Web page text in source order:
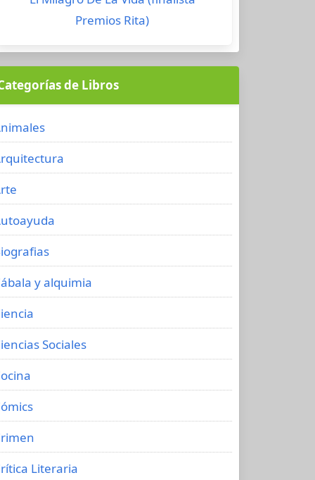
Premios Rita)
de Libros
y alquimia
Sociales
Literaria